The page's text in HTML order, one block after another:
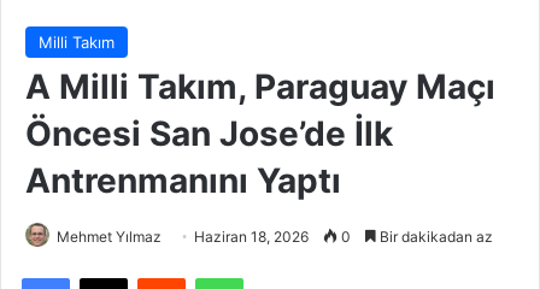
Milli Takım
A Milli Takım, Paraguay Maçı
Öncesi San Jose’de İlk
Antrenmanını Yaptı
Mehmet Yılmaz Haziran 18, 2026 0 Bir dakikadan az
Facebook
X Reddit WhatsApp